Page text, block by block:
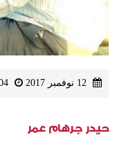
حيدر جرهام عمر